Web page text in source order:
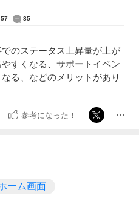
57 85
のステータス上昇量が上が
すくなる、サポートイベン
る、などのメリットがあり
参考になった！
ーム画面